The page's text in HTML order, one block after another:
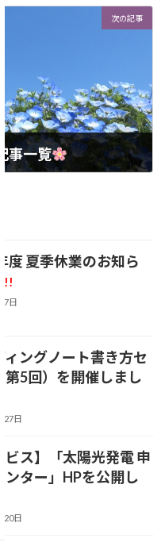
次の記事
事一覧
度 夏季休業のお知ら
!!
7日
ィングノート書き方セ
第5回）を開催しまし
27日
ビス】「太陽光発電 申
ンター」HPを公開し
20日